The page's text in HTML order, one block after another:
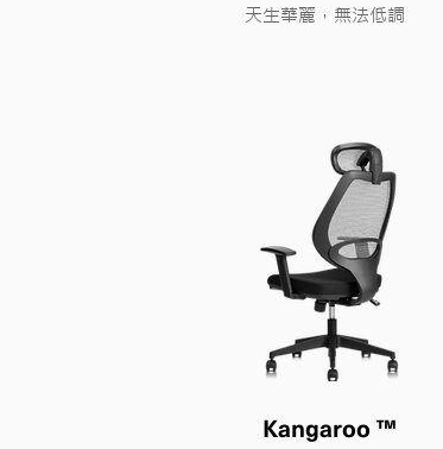
天生華麗，無法低調
Kangaroo ™